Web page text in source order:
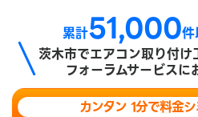
累計51,000
茨木市でエアコン取り付け
フォーラムサービスに
カンタン 1分で料金